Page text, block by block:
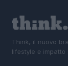
Think, il nuovo
lifestyle e impatto